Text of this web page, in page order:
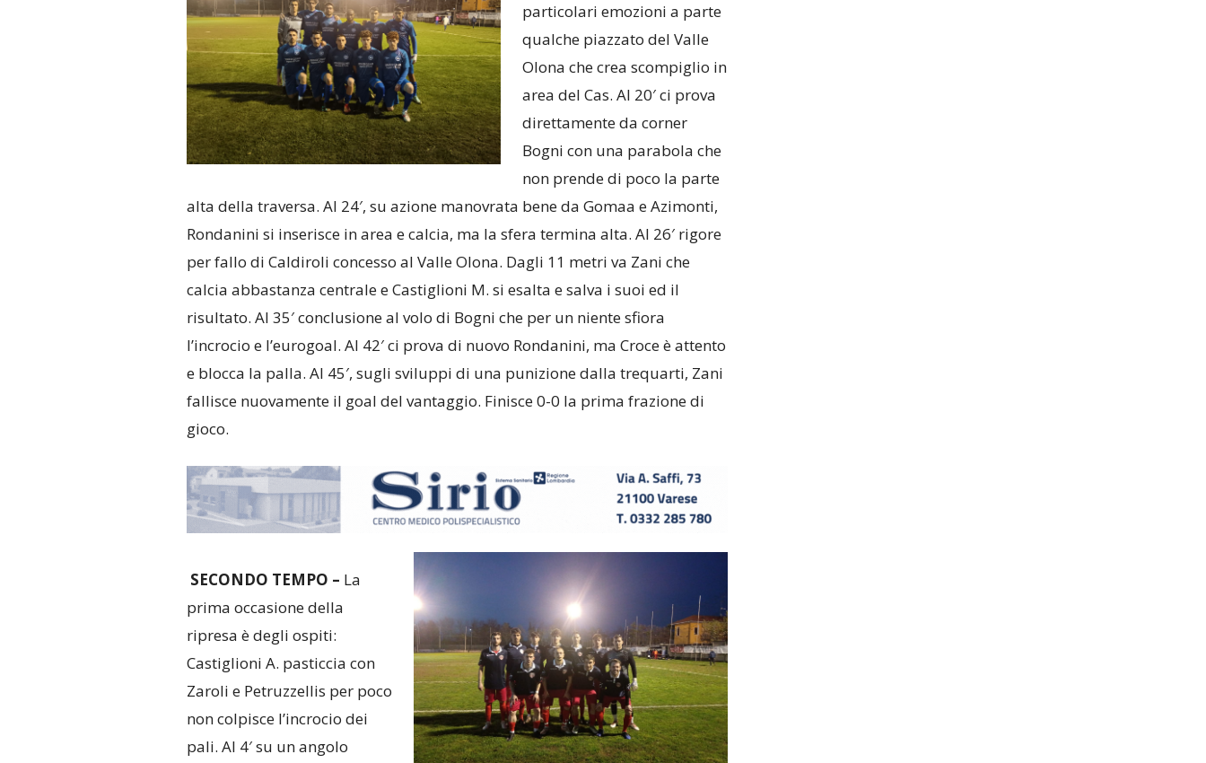
particolari emozioni a parte
qualche piazzato del Valle
Olona che crea scompiglio in
area del Cas. Al 20′ ci prova
direttamente da corner
Bogni con una parabola che
non prende di poco la parte
alta della traversa. Al 24′, su azione manovrata bene da Gomaa e Azimonti,
Rondanini si inserisce in area e calcia, ma la sfera termina alta. Al 26′ rigore
per fallo di Caldiroli concesso al Valle Olona. Dagli 11 metri va Zani che
calcia abbastanza centrale e Castiglioni M. si esalta e salva i suoi ed il
risultato. Al 35′ conclusione al volo di Bogni che per un niente sfiora
l’incrocio e l’eurogoal. Al 42′ ci prova di nuovo Rondanini, ma Croce è attento
e blocca la palla. Al 45′, sugli sviluppi di una punizione dalla trequarti, Zani
fallisce nuovamente il goal del vantaggio. Finisce 0-0 la prima frazione di
gioco.
SECONDO TEMPO – La
prima occasione della
ripresa è degli ospiti:
Castiglioni A. pasticcia con
Zaroli e Petruzzellis per poco
non colpisce l’incrocio dei
pali. Al 4′ su un angolo